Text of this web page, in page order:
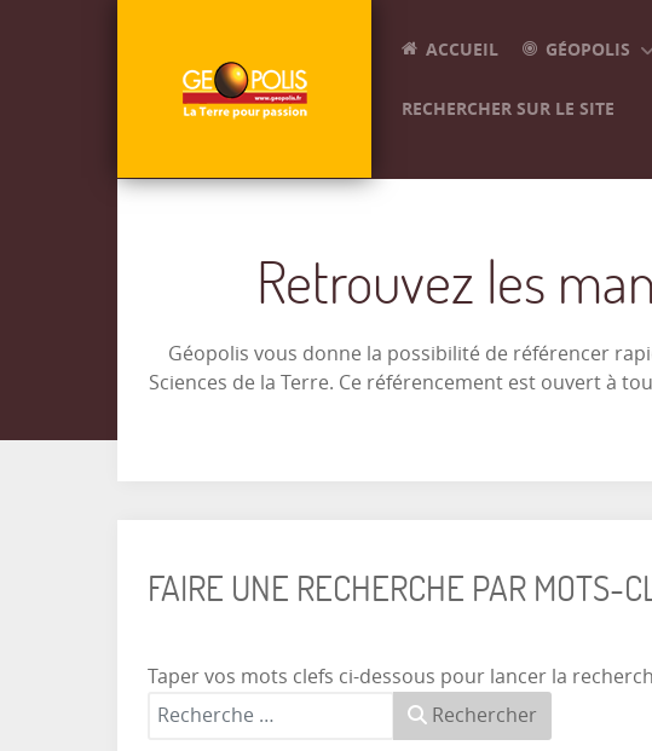
ACCUEIL GÉOPOLIS
RECHERCHER SUR LE SITE
Retrouvez les
Géopolis vous donne la possibilité de référencer
Sciences de la Terre. Ce référencement est ouvert à
FAIRE UNE RECHERCHE PAR MOTS-
Taper vos mots clefs ci-dessous pour lancer la
Rechercher